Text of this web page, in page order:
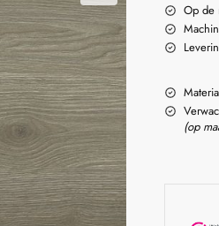
Op de
(op